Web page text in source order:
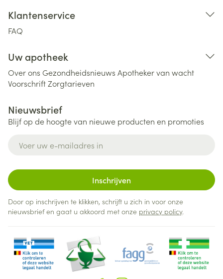
Klantenservice
FAQ
Uw apotheek
Over ons Gezondheidsnieuws Apotheker van wacht
VoorschriftZorgtarieven
Nieuwsbrief
Blijf op de hoogte van nieuwe producten en promoties
Inschrijven
Door op inschrijven te klikken, schrijft u zich in voor onze
nieuwsbrief en gaat u akkoord met onze privacy policy.